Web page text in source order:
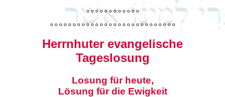
o o o o o o o o o o o o
o o o o o o o o o o o o o o o o o o o o o o o o o o o o
Herrnhuter evangelische
Tageslosung
Losung für heute,
Lösung für die Ewigkeit